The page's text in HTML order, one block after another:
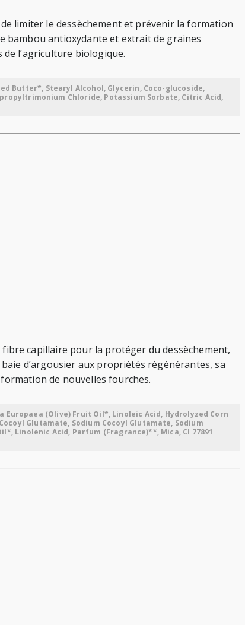
limiter le dessèchement et prévenir la formation
bambou antioxydante et extrait de graines
l’agriculture biologique.
Butter*, Stearyl Alcohol, Glycerin, Coco-glucoside,
Chloride, Potassium Sorbate, Citric Acid,
capillaire pour la protéger du dessèchement,
d’argousier aux propriétés régénérantes, sa
de nouvelles fourches.
(Olive) Fruit Oil*, Linoleic Acid, Hydrolyzed Corn
Glutamate, Sodium Cocoyl Glutamate, Sodium
Linolenic Acid, Parfum (Fragrance)**, Mica, CI 77891